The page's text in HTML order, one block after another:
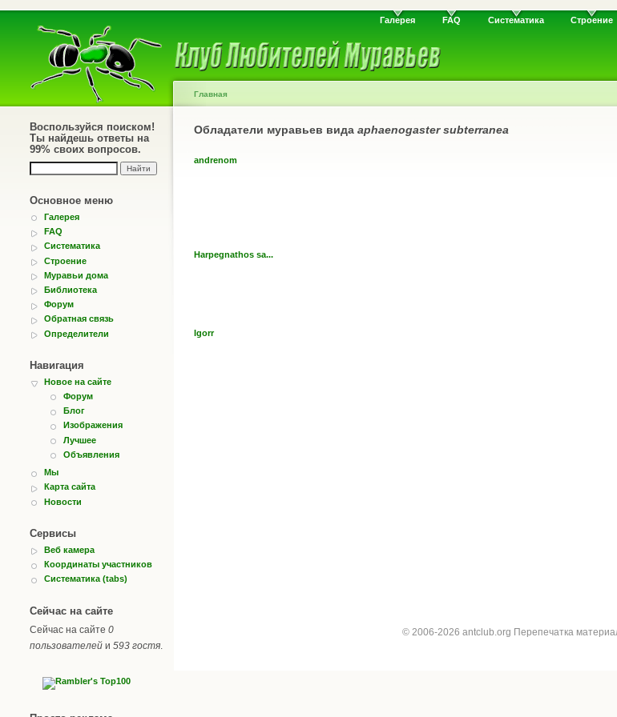
Галерея FAQ Систематика Строение
Воспользуйся поиском!
Ты найдешь ответы на
99% своих вопросов.
Основное меню
Галерея
FAQ
Систематика
Строение
Муравьи дома
Библиотека
Форум
Обратная связь
Определители
Навигация
Новое на сайте
Форум
Блог
Изображения
Лучшее
Объявления
Мы
Карта сайта
Новости
Сервисы
Веб камера
Координаты участников
Систематика (tabs)
Сейчас на сайте
Сейчас на сайте 0
пользователей и 593 гостя
Главная
Обладатели муравьев вида aphaenogaster subterranea
andrenom
Harpegnathos sa...
Igorr
© 2006-2026 antclub.org Перепечатка